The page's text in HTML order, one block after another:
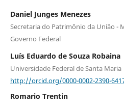
Daniel Junges Menezes
Secretaria do Patrimônio da União -
Governo Federal
Luís Eduardo de Souza Robaina
Universidade Federal de Santa Maria
http://orcid.org/0000-0002-2390-
Romario Trentin